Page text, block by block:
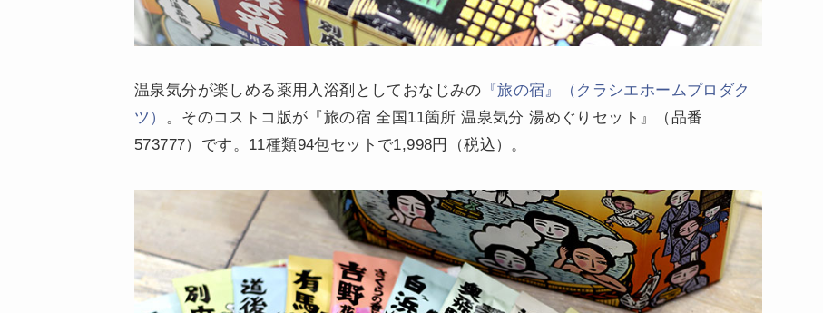
温泉気分が楽しめる薬用入浴剤としておなじみの 『旅の宿』（クラシエホームプロダク
ツ） 。そのコストコ版が『旅の宿 全国11箇所 温泉気分 湯めぐりセット』（品番
573777）です。11種類94包セットで1,998円（税込）。